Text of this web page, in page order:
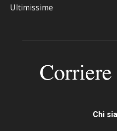
Ultimissime
Chi